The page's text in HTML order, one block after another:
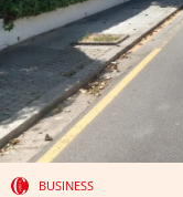
BUSINESS